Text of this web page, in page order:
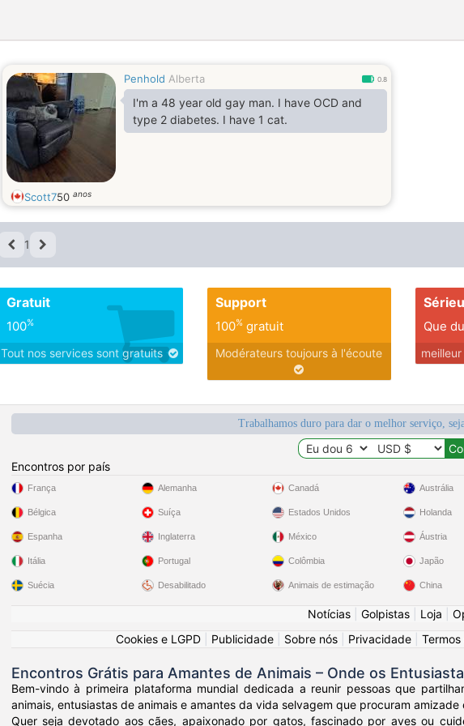
Penhold Alberta 0.8
I'm a 48 year old gay man. I have OCD and
type 2 diabetes. I have 1 cat.
Scott750 anos
1
Gratuit
100%
Tout nos services sont gratuits
Support
100%gratuit
Modérateurs toujours à l'écoute
Que
Trabalhamos duro para dar o melhor serviço,
Encontros por país
França
Bélgica
Espanha
Itália
Suécia
Alemanha
Suíça
Inglaterra
Portugal
Desabilitado
Canadá
Estados Unidos
México
Colômbia
Animais de estimação
Austrália
Holanda
Áustria
Japão
China
Notícias Golpistas Loja
Cookies e LGPD
Publicidade Sobre nós Privacidade
Encontros Grátis para Amantes de Animais – Onde os
Bem-vindo à primeira plataforma mundial dedicada a reunir pessoas que
animais, entusiastas de animais e amantes da vida selvagem que procuram
Quer seja devotado aos cães, apaixonado por gatos, fascinado por aves ou